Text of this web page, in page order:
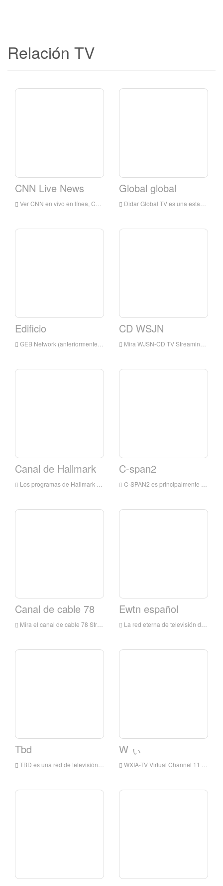
Relación TV
CNN Live News
Ver CNN en vivo en línea, CNN TV en vivo, CNN TV es una estación de televisión en Estados Unidos.
Global global
Didar Global TV es una estación de televisión en Los Ángeles, California, Estados Unidos, ofrece programas que incluyen descubrimientos médicos, noticias, música, películas, seriales, poemas e información.
Edificio
GEB Network (anteriormente conocida como Golden Eagle Broadcasting) es una red de televisión digital por satélite, que se transmite principalmente de programación cristiana y familiar.
CD WSJN
Mira WJSN-CD TV Streaming en vivo en línea, WJSN-CD TV Streaming en vivo, WSJN-CD TV es una estación de televisión en USA
Canal de Hallmark
Los programas de Hallmark Channel son principalmente para familias, integrando películas de televisión y miniserias, series de televisión originales y adquiridas y espectáculos de estilo de vida.
C-span2
C-SPAN2 es principalmente para informes sobre eventos políticos en los Estados Unidos, especialmente para transmisiones en vivo desde el principio hasta el final del Congreso de los Estados Unidos; así como informes sobre los parlamentos canadienses, australianos y británicos y rastreando otros eventos importantes de todo el mundo
Canal de cable 78
Mira el canal de cable 78 Streaming en vivo en línea, Canal de cable 78 TV Streaming en vivo, Canal de cable 78 TV es una estación de televisión en Estados Unidos
Ewtn español
La red eterna de televisión de la palabra, más comúnmente conocida por su inicialista EWTN, es una red de televisión por cable básica estadounidense que presenta la programación temática católica del reloj.
Tbd
TBD es una red de televisión de difusión digital estadounidense que es propiedad de la subsidiaria del Grupo de Televisión de SINCLAIR del Grupo de BroadCast de SINCLAIR y operado por Jukin Media
W ぃ
WXIA-TV Virtual Channel 11 es una estación de televisión bajo NBC y ha sido licenciado por Atlanta, Georgia, EE. UU.